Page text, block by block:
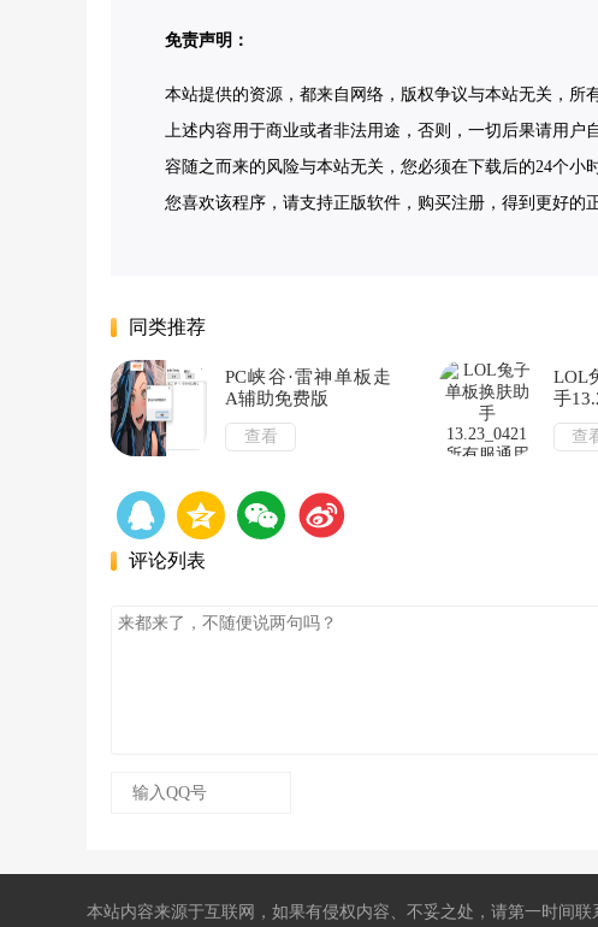
免责声明：
本站提供的资源，都来自网络，版权争议与本站无关，
上述内容用于商业或者非法用途，否则，一切后果请用户
容随之而来的风险与本站无关，您必须在下载后的24个
您喜欢该程序，请支持正版软件，购买注册，得到更好的
同类推荐
PC峡谷·雷神单板走
A辅助免费版
查看
LOL
手
通用
查
评论列表
本站内容来源于互联网，如果有侵权内容、不妥之处，请第一时间